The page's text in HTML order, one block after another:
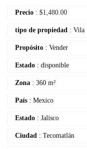
Precio : $1,480.00
tipo de propiedad : Vila
Propósito : Vender
Estado : disponible
Zona : 360 m²
País : Mexico
Estado : Jalisco
Ciudad : Tecomatlán